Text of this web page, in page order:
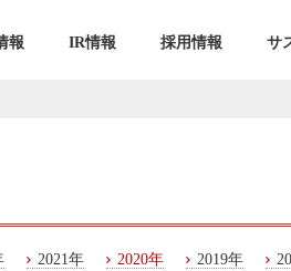
報 IR情報 採用情報 サ
2021年 2020年 2019年